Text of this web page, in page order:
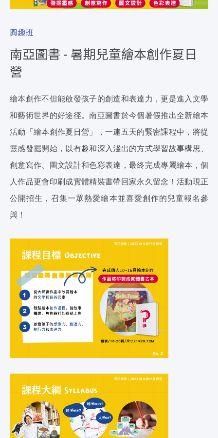
興趣班
南亞圖書 - 暑期兒童繪本創作夏日
營
繪本創作不但能啟發孩子的創造和表達力，更是進入文學
和藝術世界的好途徑。南亞圖書於今個暑假推出全新繪本
活動「繪本創作夏日營」，一連五天的緊密課程中，將從
靈感發掘開始，以有趣和深入淺出的方式學習故事構思、
創意寫作、圖文設計和色彩表達，最終完成專屬繪本，個
人作品更會印刷成實體精裝書帶回家永久留念！活動現正
公開招生，召集一眾熱愛繪本並喜愛創作的兒童報名參
與！